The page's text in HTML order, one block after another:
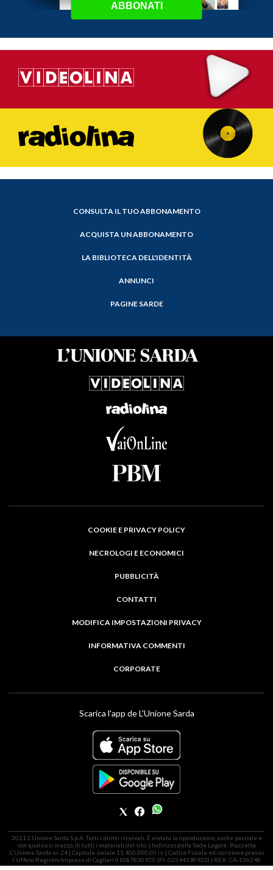
ABBONATI
CONSULTA IL TUO ABBONAMENTO
ACQUISTA UN ABBONAMENTO
LA BIBLIOTECA DELL'IDENTITÀ
ANNUNCI
PAGINE SARDE
COOKIE E PRIVACY POLICY
NECROLOGI E ECONOMICI
PUBBLICITÀ
CONTATTI
MODIFICA IMPOSTAZIONI PRIVACY
INFORMATIVA COMMENTI
CORPORATE
Scarica l'app de L'Unione Sarda
2021 L'Unione Sarda S.p.A. Tutti i diritti riservati. É vietata la riproduzione, anche parziale e
con qualsiasi mezzo, di tutti i materiali del sito. | Indirizzo della Sede Legale: Piazzetta
L'Unione Sarda nr. 24 | Capitale sociale 11.400.000,00 i.v. | Codice Fiscale ed iscrizione presso
l'Ufficio Registro Imprese di Cagliari 01687830925 (P.I. 02544190925) | REA: CA-136248